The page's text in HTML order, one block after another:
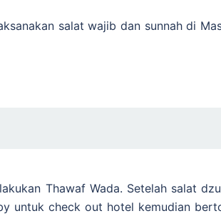
salat wajib dan sunnah di
Thawaf Wada. Setelah salat
untuk check out hotel kemudian